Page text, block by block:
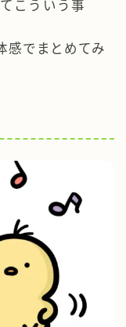
こういう事
感でまとめてみ